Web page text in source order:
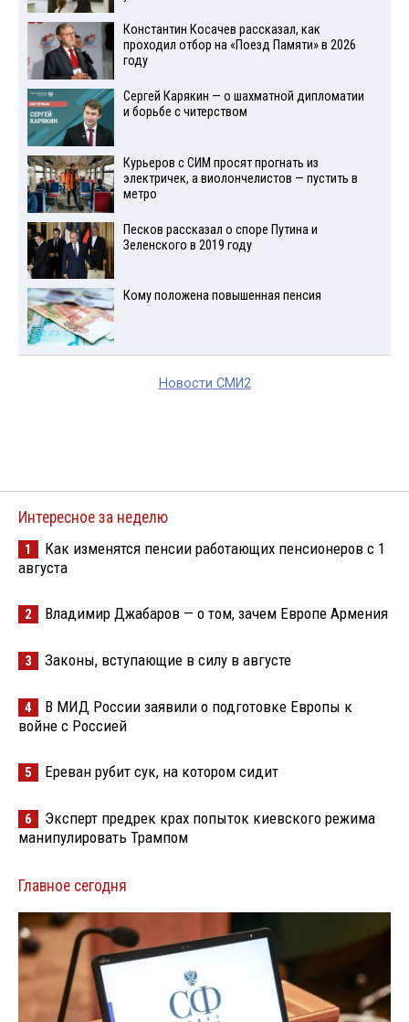
Константин Косачев рассказал, как
проходил отбор на «Поезд Памяти» в 2026
году
Сергей Карякин — о шахматной дипломатии
и борьбе с читерством
Курьеров с СИМ просят прогнать из
электричек, а виолончелистов — пустить в
метро
Песков рассказал о споре Путина и
Зеленского в 2019 году
Кому положена повышенная пенсия
Новости СМИ2
Интересное за неделю
1
Как изменятся пенсии работающих пенсионеров с 1
августа
2 Владимир Джабаров — о том, зачем Европе Армения
3 Законы, вступающие в силу в августе
4
В МИД России заявили о подготовке Европы к
войне с Россией
5 Ереван рубит сук, на котором сидит
6
Эксперт предрек крах попыток киевского режима
манипулировать Трампом
Главное сегодня